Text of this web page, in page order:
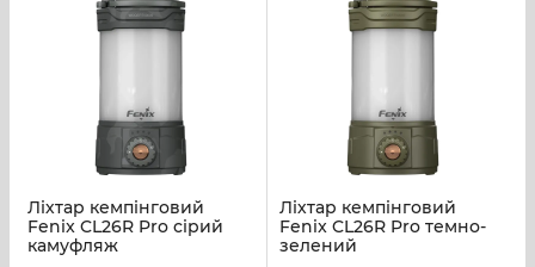
Ліхтар кемпінговий
Fenix CL26R Pro сірий
камуфляж
Ліхтар кемпінговий
Fenix CL26R Pro темно-
зелений